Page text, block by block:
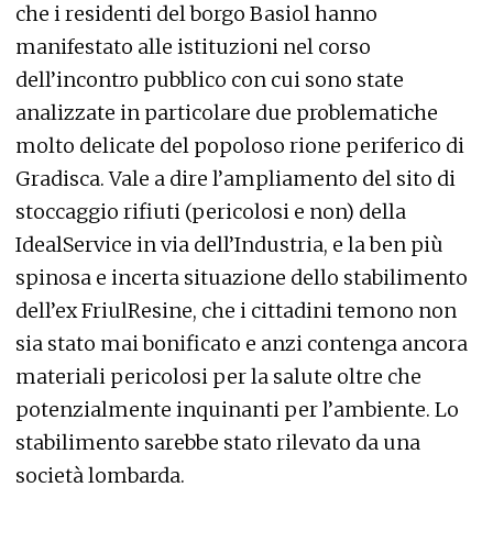
che i residenti del borgo Basiol hanno
manifestato alle istituzioni nel corso
dell’incontro pubblico con cui sono state
analizzate in particolare due problematiche
molto delicate del popoloso rione periferico di
Gradisca. Vale a dire l’ampliamento del sito di
stoccaggio rifiuti (pericolosi e non) della
IdealService in via dell’Industria, e la ben più
spinosa e incerta situazione dello stabilimento
dell’ex FriulResine, che i cittadini temono non
sia stato mai bonificato e anzi contenga ancora
materiali pericolosi per la salute oltre che
potenzialmente inquinanti per l’ambiente. Lo
stabilimento sarebbe stato rilevato da una
società lombarda.